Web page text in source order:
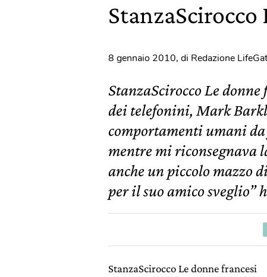
8 gennaio 2010, di Redazione
StanzaScirocco Le
dei telefonini, Mark
comportamenti umani
mentre mi riconsegnava
anche un piccolo mazzo
per il suo amico sveglio”
StanzaScirocco Le donne francesi